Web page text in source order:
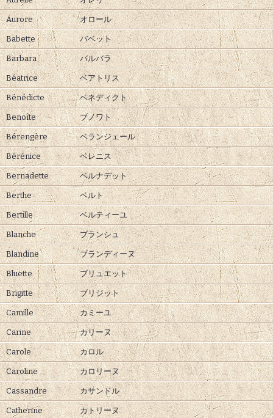
Aurore オロール
Babette バベット
Barbara バルバラ
Béatrice ベアトリス
Bénédicte ベネディクト
Benoîte ブノワト
Bérengère ベランジェール
Bérénice ベレニス
Bernadette ベルナデット
Berthe ベルト
Bertille ベルティーユ
Blanche ブランシュ
Blandine ブランディーヌ
Bluette ブリュエット
Brigitte ブリジット
Camille カミーユ
Carine カリーヌ
Carole カロル
Caroline カロリーヌ
Cassandre カサンドル
Catherine カトリーヌ